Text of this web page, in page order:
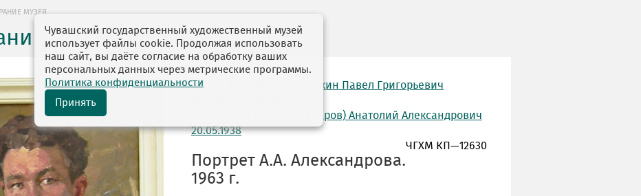
МУЗЕЯ
музея
автор: Григорьев-Савушкин Павел Григорьевич
модель: Силов (Александров) Анатолий Александрович
20.05.1938
ЧГХМ КП—12630
Портрет А.А. Александрова.
1963 г.
Чувашский государственный художественный музей
использует файлы cookie. Продолжая использовать
наш сайт, вы даёте согласие на обработку ваших
персональных данных через метрические программы.
Политика конфиденциальности
Принять